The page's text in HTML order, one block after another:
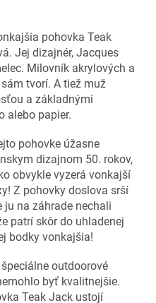
pohovka Teak
Jej dizajnér, Jacques
Milovník akrylových a
tvorí. A tiež muž
a základnými
alebo papier.
pohovke úžasne
dizajnom 50. rokov,
obvykle vyzerá vonkajší
Z pohovky doslova srší
ju na záhrade nechali
patrí skôr do uhladenej
bodky vonkajšia!
outdoorové
byť kvalitnejšie.
Teak Jack ustojí